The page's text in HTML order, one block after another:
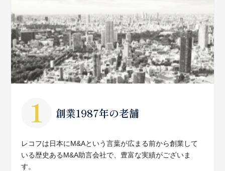
創業1987年の老舗
レコフは日本にM&Aという言葉が広まる前から創業して
いる歴史あるM&A助言会社で、豊富な実績がございま
す。